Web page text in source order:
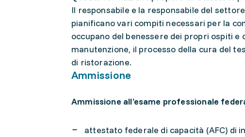
Il responsabile e la responsabile del
pianificano vari compiti necessari per la
occupano del benessere dei propri ospiti
manutenzione, il processo della cura del
di ristorazione.
Ammissione
Ammissione all’esame professionale
attestato federale di capacità (AFC) di